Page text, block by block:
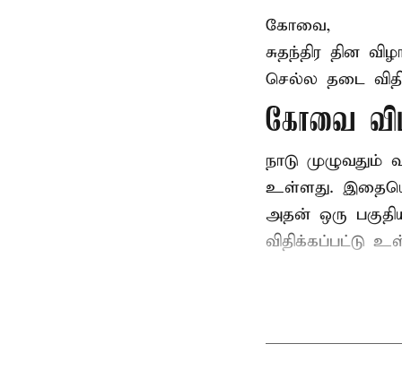
கோவை,
சுதந்திர தின
செல்ல தடை
கோவை
நாடு
உள்ளது.
அதன் ஒரு
விதிக்கப்பட்டு